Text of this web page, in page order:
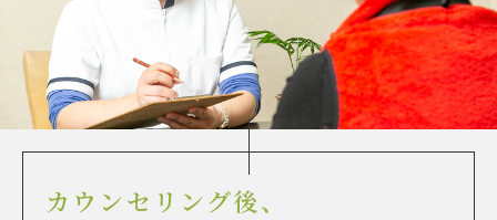
カウンセリング後、